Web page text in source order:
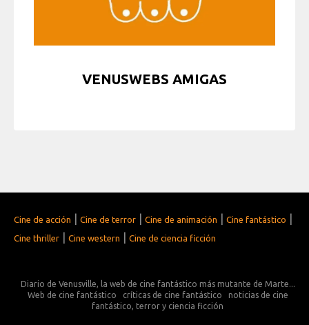
VENUSWEBS AMIGAS
Cine de acción Cine de terror Cine de animación Cine fantástico
Cine thriller Cine western Cine de ciencia ficción
Diario de Venusville, la web de cine fantástico más mutante de Marte...
Web de cine fantástico
críticas de cine fantástico
noticias de cine
fantástico, terror y ciencia ficción